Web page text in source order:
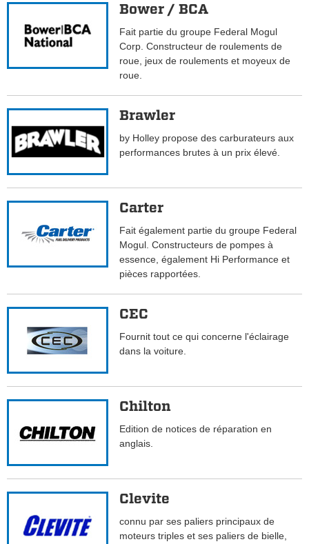
Bower / BCA
Fait partie du groupe Federal Mogul
Corp. Constructeur de roulements de
roue, jeux de roulements et moyeux de
roue.
Brawler
by Holley propose des carburateurs aux
performances brutes à un prix élevé.
Carter
Fait également partie du groupe Federal
Mogul. Constructeurs de pompes à
essence, également Hi Performance et
pièces rapportées.
CEC
Fournit tout ce qui concerne l'éclairage
dans la voiture.
Chilton
Edition de notices de réparation en
anglais.
Clevite
connu par ses paliers principaux de
moteurs triples et ses paliers de bielle,